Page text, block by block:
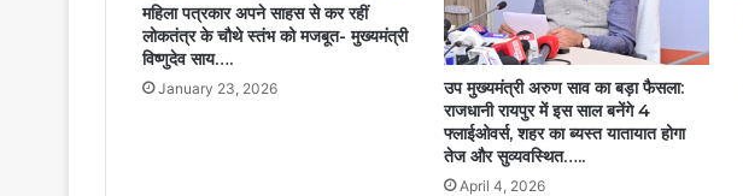
महिला पत्रकार अपने साहस से कर रहीं
लोकतंत्र के चौथे स्तंभ को मजबूत- मुख्यमंत्री
विष्णुदेव साय….
January 23, 2026
उप मुख्यमंत्री अरुण साव का बड़ा फैसला:
राजधानी रायपुर में इस साल बनेंगे 4
फ्लाईओवर्स, शहर का ब्यस्त यातायात होगा
तेज और सुव्यवस्थित…..
April 4, 2026